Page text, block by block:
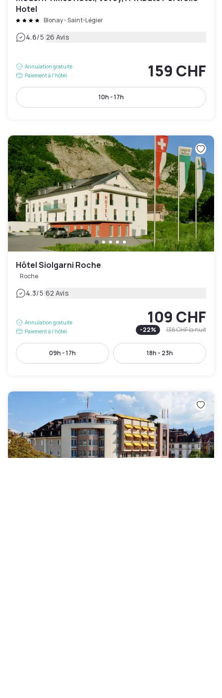
Hotel
Blonay - Saint-Légier
4.6/5|26 Avis
Annulation gratuite
Paiement à l'hôtel
159 CHF
10h - 17h
Hôtel Siolgarni Roche
Roche
4.3/5|62 Avis
Annulation gratuite
Paiement à l'hôtel
109 CHF
-22% 138 CHFla nuit
09h - 17h 18h - 23h